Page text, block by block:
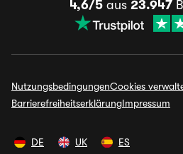
4,6/5aus 23.947
NutzungsbedingungenCookies
BarrierefreiheitserklärungImpressum
DE UK ES